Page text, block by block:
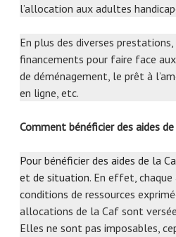
l’allocation aux adultes
En plus des diverses
financements pour faire face
de déménagement, le prêt à
en ligne, etc.
Comment bénéficier des aides
Pour bénéficier des aides de la
et de situation. En effet, chaque
conditions de ressources
allocations de la Caf sont
Elles ne sont pas imposables,